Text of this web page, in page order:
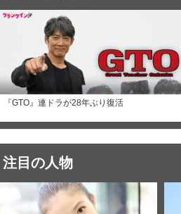
『GTO』連ドラが28年ぶり復活
注目の人物